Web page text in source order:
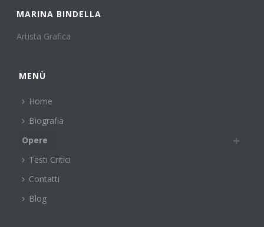
MARINA BINDELLA
Artista Grafica
MENÙ
Home
Biografia
Opere
Testi Critici
Contatti
Blog